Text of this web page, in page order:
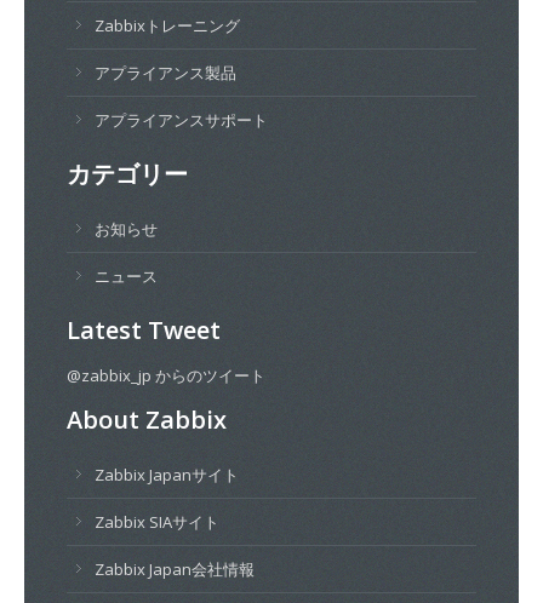
Zabbixトレーニング
アプライアンス製品
アプライアンスサポート
カテゴリー
お知らせ
ニュース
Latest Tweet
@zabbix_jp からのツイート
About Zabbix
Zabbix Japanサイト
Zabbix SIAサイト
Zabbix Japan会社情報